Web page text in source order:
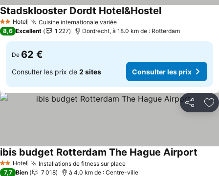
2 Étoiles
Hotel Cuisine internationale variée
Stadsklooster Dordt Hotel&Hostel
8,6 Excellent 1 227 Dordrecht, à 18.0 km de : Rotterdam
De 62 €
Consulter les prix de 2 sites Consulter les prix
Partager
2 Étoiles
Hotel Installations de fitness sur place
ibis budget Rotterdam The Hague Airport
7,7 Bien 7 018 à 4.0 km de : Centre-ville